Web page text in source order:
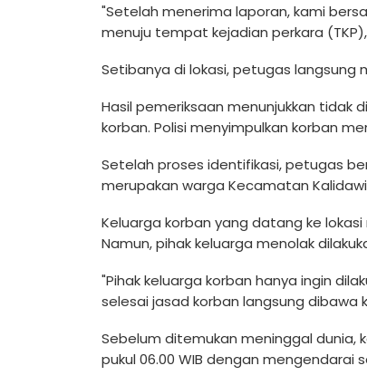
"Setelah menerima laporan, kami
menuju tempat kejadian perkara
Setibanya di lokasi, petugas langsung
Hasil pemeriksaan menunjukkan tidak
korban. Polisi menyimpulkan korban
Setelah proses identifikasi, petugas
merupakan warga Kecamatan
Keluarga korban yang datang ke
Namun, pihak keluarga menolak
"Pihak keluarga korban hanya ingin
selesai jasad korban langsung dibawa
Sebelum ditemukan meninggal dunia,
pukul 06.00 WIB dengan mengendarai